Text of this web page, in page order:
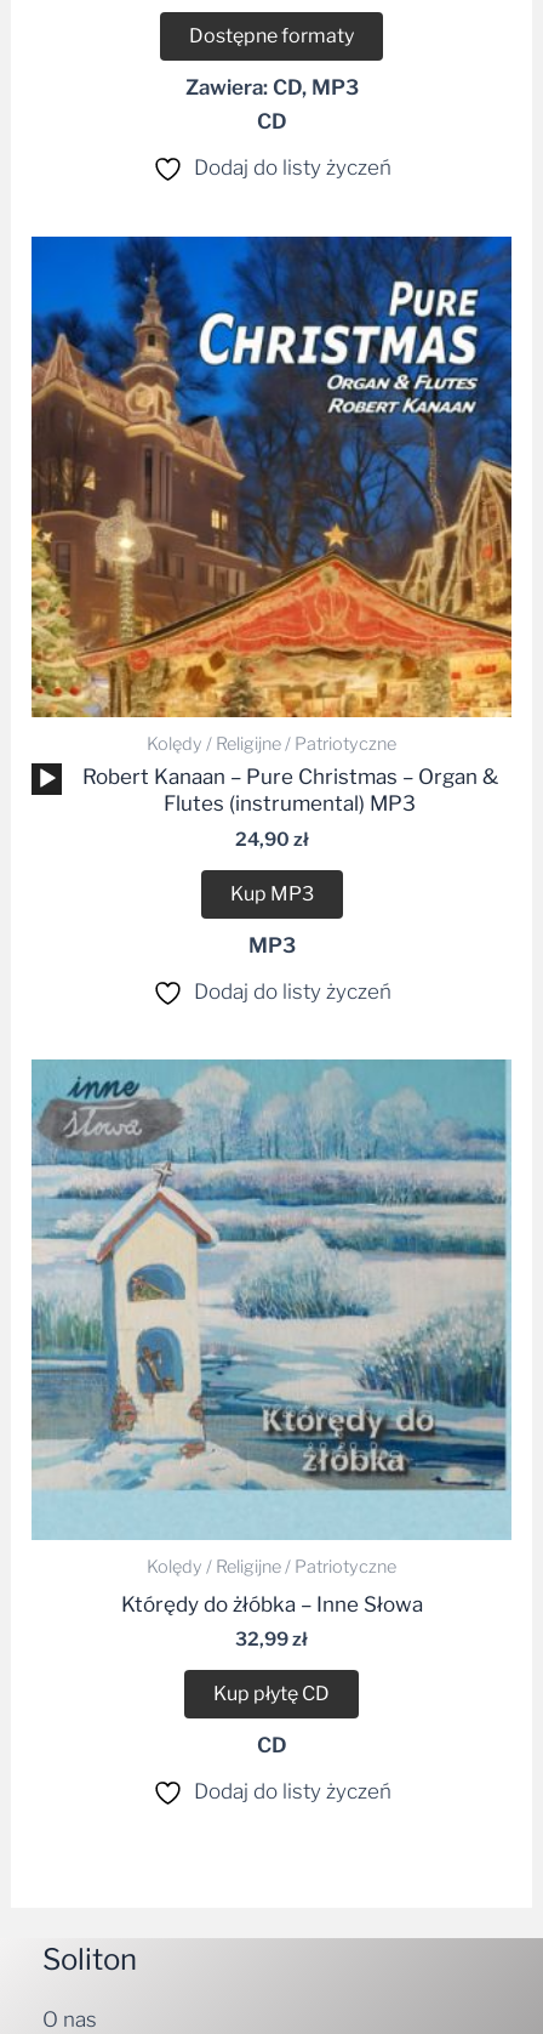
Dostępne formaty
Zawiera: CD, MP3
CD
Dodaj do listy życzeń
Kolędy / Religijne / Patriotyczne
Odtwarzacz
plików
dźwiękowych
Robert Kanaan – Pure Christmas – Organ &
Flutes (instrumental) MP3
24,90 zł
Kup MP3
MP3
Dodaj do listy życzeń
Kolędy / Religijne / Patriotyczne
Którędy do żłóbka – Inne Słowa
32,99zł
Kup płytę CD
CD
Dodaj do listy życzeń
Soliton
O nas